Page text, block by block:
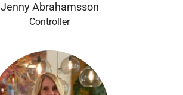
Jenny Abrahamsson
Controller